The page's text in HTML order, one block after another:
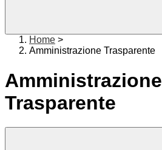
Home >
Amministrazione Trasparente
Amministrazione
Trasparente